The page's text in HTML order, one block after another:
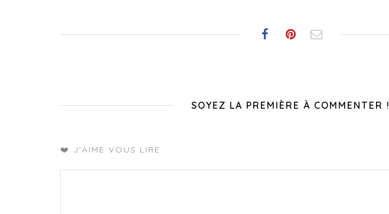
SOYEZ LA PREMIÈRE À COMMENTER !
❤️ J'AIME VOUS LIRE